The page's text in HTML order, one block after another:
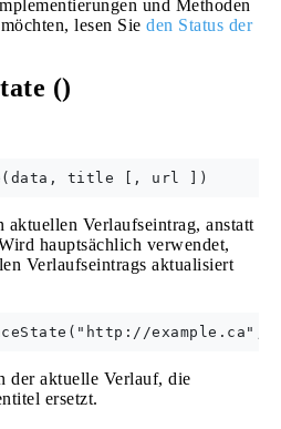
und Methoden
lesen Sie den Status der
()
aktuellen Verlaufseintrag, anstatt
hauptsächlich verwendet,
Verlaufseintrags aktualisiert
der aktuelle Verlauf, die
ersetzt.